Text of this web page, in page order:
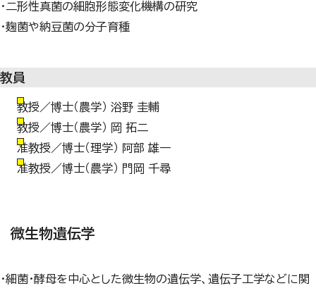
・二形性真菌の細胞形態変化機構の研究
・麹菌や納豆菌の分子育種
教員
教授／博士（農学） 浴野 圭輔
教授／博士（農学） 岡 拓二
准教授／博士（理学） 阿部 雄一
准教授／博士（農学） 門岡 千尋
微生物遺伝学
・細菌・酵母を中心とした微生物の遺伝学、遺伝子工学などに関